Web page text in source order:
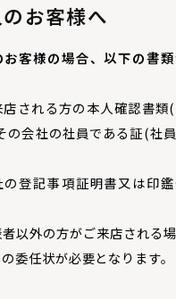
お客様へ
お客様の場合、以下の書
店される方の本人確認書類
の会社の社員である証(社
の登記事項証明書又は印
者以外の方がご来店される
委任状が必要となります。